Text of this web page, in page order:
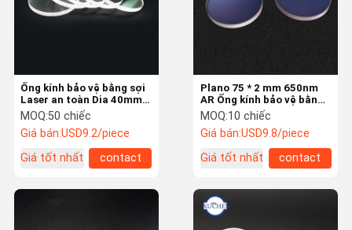
Ống kính bảo vệ bằng sợi
Laser an toàn Dia 40mm
1.5mm 2 mm H-K9L
MOQ:50 chiếc
Giá bán:USD9.2/piece
Giá tốt nhất
contact
Plano 75 * 2 mm 650nm
AR Ống kính bảo vệ bằng
sợi quang H-K9L
MOQ:10 chiếc
Giá bán:USD9.8/piece
Giá tốt nhất
contact